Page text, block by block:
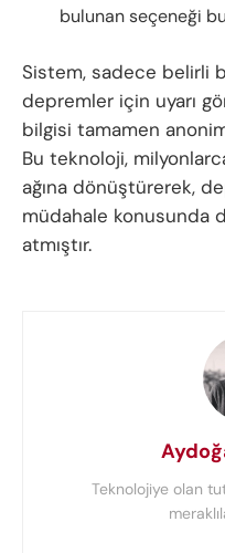
bulunan seçeneği
Sistem, sadece belirli
depremler için uyarı
bilgisi tamamen
Bu teknoloji,
ağına dönüştürerek,
müdahale konusunda
atmıştır.
Teknolojiye olan